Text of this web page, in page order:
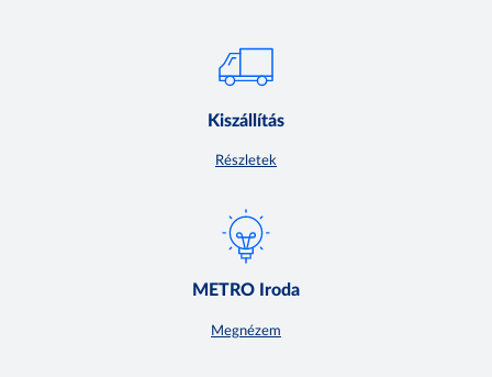
Kiszállítás
Részletek
METRO Iroda
Megnézem